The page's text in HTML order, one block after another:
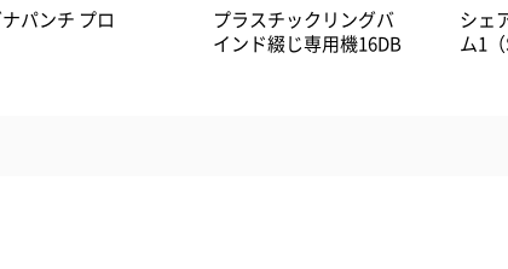
A4長辺サイズ
プロ
プラスチックリングバ
インド綴じ専用機16DB
シェアバイン
ム1（SB1000)